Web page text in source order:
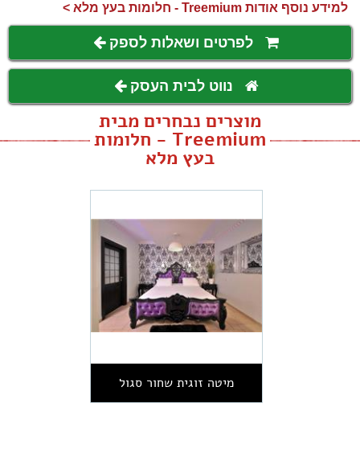
למידע נוסף אודות Treemium - חלומות בעץ מלא >
לפרטים ושאלות לספק
נווט לבית העסק
מוצרים נבחרים מבית
Treemium - חלומות
בעץ מלא
מיטה זוגית שחור סגול